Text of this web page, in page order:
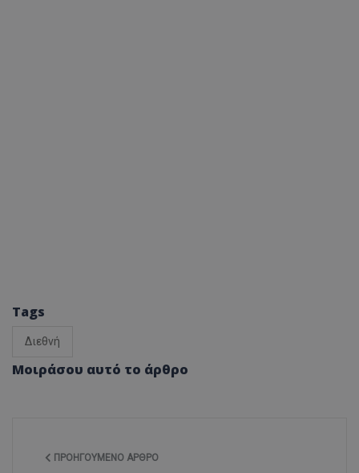
Tags
Διεθνή
Μοιράσου αυτό το άρθρο
ΠΡΟΗΓΟΎΜΕΝΟ ΆΡΘΡΟ